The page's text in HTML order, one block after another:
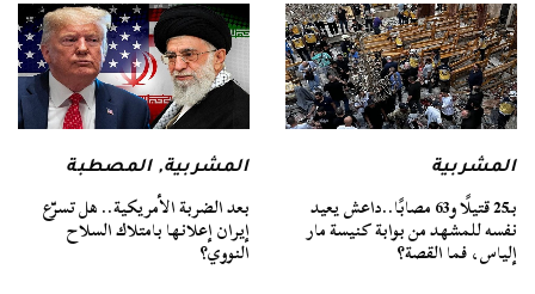
المشربية
بـ25 قتيلًا و63 مصابًا..داعش يعيد
نفسه للمشهد من بوابة كنيسة مار
إلياس، فما القصة؟
المشربية,المصطبة
بعد الضربة الأمريكية.. هل تسرّع
إيران إعلانها بامتلاك السلاح
النووي؟